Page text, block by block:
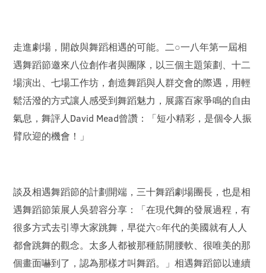
走進劇場，開啟與舞蹈相遇的可能。二○一八年第一屆相
遇舞蹈節邀來八位創作者與團隊，以三個主題策劃、十二
場演出、七場工作坊，創造舞蹈與人群交會的際遇，用輕
鬆活潑的方式讓人感受到舞蹈魅力，展露百家爭鳴的自由
氣息，舞評人David Mead曾讚：「短小精彩，是個令人振
臂欣迎的機會！」
談及相遇舞蹈節的計劃開端，三十舞蹈劇場團長，也是相
遇舞蹈節策展人吳碧容分享：「在現代舞的發展過程，有
很多方式去引導大家跳舞，早從六○年代的美國就有人人
都會跳舞的觀念。太多人都被那種筋開腰軟、很唯美的那
個畫面嚇到了，認為那樣才叫舞蹈。」相遇舞蹈節以連續